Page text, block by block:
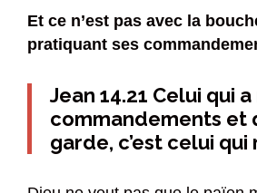
Et ce n’est pas avec la
pratiquant ses
Jean 14.21 Celui qui a
commandements et
garde, c’est celui qui